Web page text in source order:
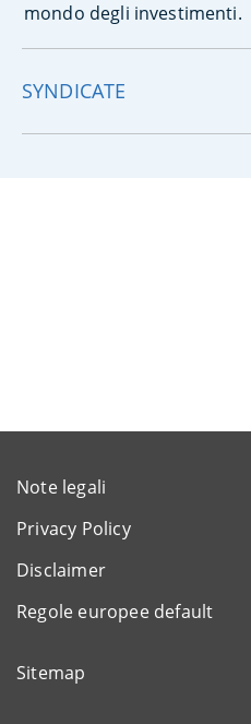
mondo degli investimenti.
SYNDICATE
Note legali
Privacy Policy
Disclaimer
Regole europee default
Sitemap